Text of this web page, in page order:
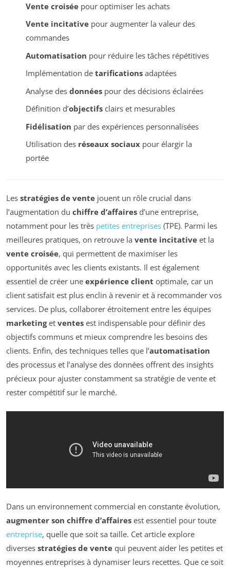
Vente croiséepour optimiser les achats
Vente incitativepour augmenter la valeur des
commandes
Automatisation pour réduire les tâches répétitives
Implémentation de tarificationsadaptées
Analyse des donnéespour des décisions éclairées
Définition d’objectifsclairs et mesurables
Fidélisation par des expériences personnalisées
Utilisation des réseaux sociauxpour élargir la
portée
Les stratégies de vente jouent un rôle crucial dans
l’augmentation du chiffre d’affaires d’une entreprise,
notamment pour les très petites entreprises (TPE). Parmi les
meilleures pratiques, on retrouve la vente incitative et la
vente croisée, qui permettent de maximiser les
opportunités avec les clients existants. Il est également
essentiel de créer une expérience client optimale, car un
client satisfait est plus enclin à revenir et à recommander vos
services. De plus, collaborer étroitement entre les équipes
marketinget ventes est indispensable pour définir des
objectifs communs et mieux comprendre les besoins des
clients. Enfin, des techniques telles que l’automatisation
des processus et l’analyse des données offrent des insights
précieux pour ajuster constamment sa stratégie de vente et
rester compétitif sur le marché.
Dans un environnement commercial en constante évolution,
augmenter son chiffre d’affaires est essentiel pour toute
entreprise, quelle que soit sa taille. Cet article explore
diverses stratégies de vente qui peuvent aider les petites et
moyennes entreprises à dynamiser leurs recettes. Que ce soit